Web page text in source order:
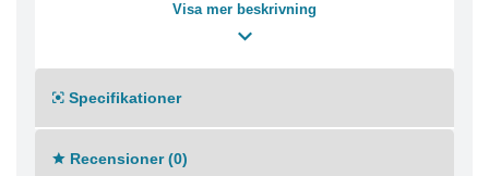
Visa mer beskrivning
Specifikationer
Recensioner (0)